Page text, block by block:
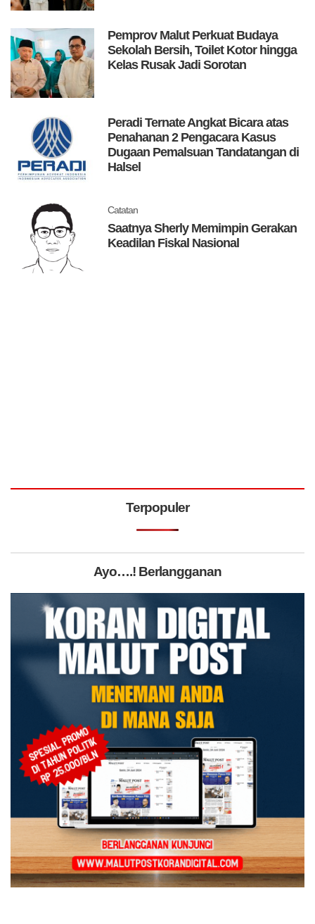
Pemprov Malut Perkuat Budaya
Sekolah Bersih, Toilet Kotor hingga
Kelas Rusak Jadi Sorotan
Peradi Ternate Angkat Bicara atas
Penahanan 2 Pengacara Kasus
Dugaan Pemalsuan Tandatangan di
Halsel
Catatan
Saatnya Sherly Memimpin Gerakan
Keadilan Fiskal Nasional
Terpopuler
Ayo….! Berlangganan